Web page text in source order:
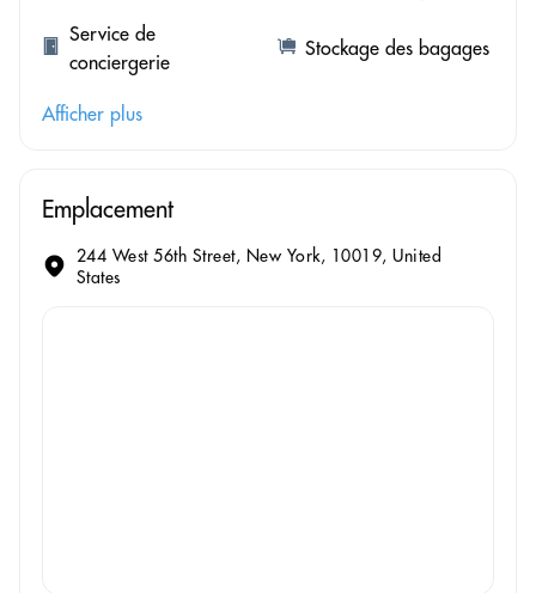
Service de
conciergerie
Stockage des bagages
Afficher plus
Emplacement
244 West 56th Street, New York, 10019, United
States